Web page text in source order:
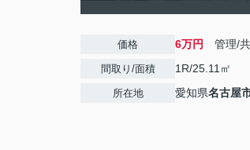
価格 6万円 管理/
間取り/面積 1R/25.11㎡
所在地 愛知県名古屋